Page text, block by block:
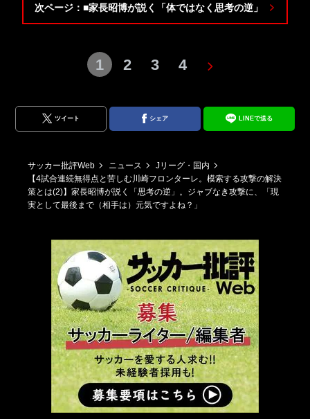
次ページ：■家長昭博が説く「体ではなく思考の逆」
1 2 3 4
ツイート シェア LINEで送る
サッカー批評Web ニュース
Jリーグ・国内
【4試合連続無得点と苦しむ川崎フロンターレ。模索する攻撃の解決
策とは(2)】家長昭博が説く「思考の逆」。ジャブなき攻撃に、「現
実として最後まで（相手は）元気ですよね？」